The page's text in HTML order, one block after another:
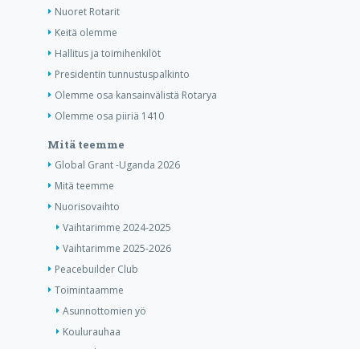
Nuoret Rotarit
Keitä olemme
Hallitus ja toimihenkilöt
Presidentin tunnustuspalkinto
Olemme osa kansainvälistä Rotarya
Olemme osa piiriä 1410
Mitä teemme
Global Grant -Uganda 2026
Mitä teemme
Nuorisovaihto
Vaihtarimme 2024-2025
Vaihtarimme 2025-2026
Peacebuilder Club
Toimintaamme
Asunnottomien yö
Koulurauhaa